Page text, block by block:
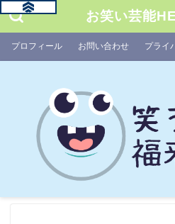
お笑い芸能
プロフィール お問い合わせ プライ